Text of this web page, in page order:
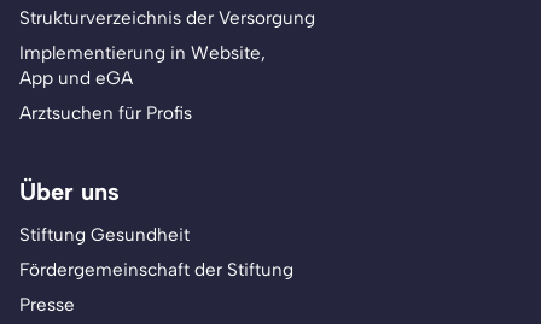
Strukturverzeichnis der Versorgung
Implementierung in Website,
App und eGA
Arztsuchen für Profis
Über uns
Stiftung Gesundheit
Fördergemeinschaft der Stiftung
Presse